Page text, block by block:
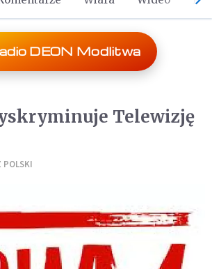
DEON Modlitwa
Telewizję
POLSKI